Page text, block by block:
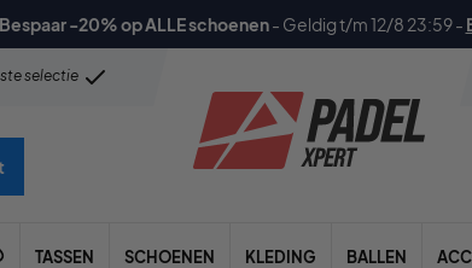
-20% op ALLE schoenen- Geldig t/m 12/8 23:59-
selectie
TASSEN SCHOENEN KLEDING BALLEN